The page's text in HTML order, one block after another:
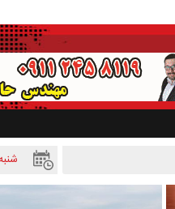
شنبه ۱۷ مرداد ۱۴۰۵